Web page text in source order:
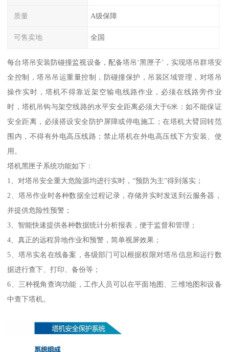
质量 A级保障
可售卖地 全国
每台塔吊安装防碰撞监视设备，配备塔吊‘黑匣子’，实现塔吊群塔安
全控制，塔吊吊运重量控制，防碰撞保护，吊装区域管理，对塔吊
操作实时，塔机不得靠近架空输电线路作业，必须在线路旁作业
时，塔机吊钩与架空线路的水平安全距离必须大于6米：如不能保证
安全距离，必须搭设安全防护屏障或停电施工；在塔机大臂回转范
围内，不得有外电高压线路；禁止塔机在外电高压线下方安装、使
用。
塔机黑匣子系统功能如下：
1、对塔吊安全重大危险源均进行实时，“预防为主”得到落实；
2、塔吊作业时各种数据全过程记录，存储并实时发送到云服务器，
并提供危险性预警；
3、智能快速提供各种数据统计分析报表，便于监督和管理；
4、真正的远程异地作业和预警，简单视屏效果；
5、塔吊实名在线备案，各级部门可以根据权限对塔吊信息和运行数
据进行查下、打印、备份等；
6、三种视角查询功能，工作人员可以在平面地图、三维地图和设备
中查下塔机。